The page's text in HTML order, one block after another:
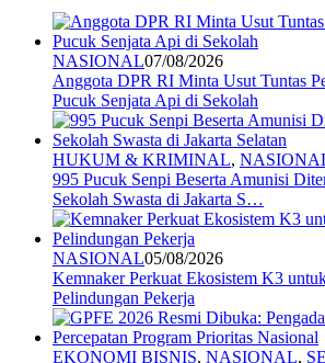
NASIONAL07/08/2026
Anggota DPR RI Minta Usut Tuntas
Pucuk Senjata Api di Sekolah
HUKUM & KRIMINAL,
995 Pucuk Senpi Beserta Amunisi
Sekolah Swasta di Jakarta S…
NASIONAL05/08/2026
Kemnaker Perkuat Ekosistem K3
Pelindungan Pekerja
EKONOMI BISNIS, NASIONAL,